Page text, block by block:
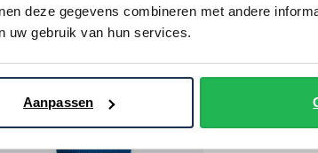
deze gegevens combineren met andere
uw gebruik van hun services.
Aanpassen